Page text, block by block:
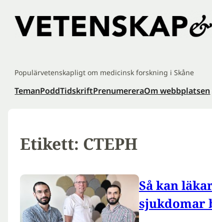
innehåll
Populärvetenskapligt om medicinsk forskning i Skåne
TemanPoddTidskriftPrenumereraOm webbplatsen
Etikett: CTEPH
Så kan
sjukdomar